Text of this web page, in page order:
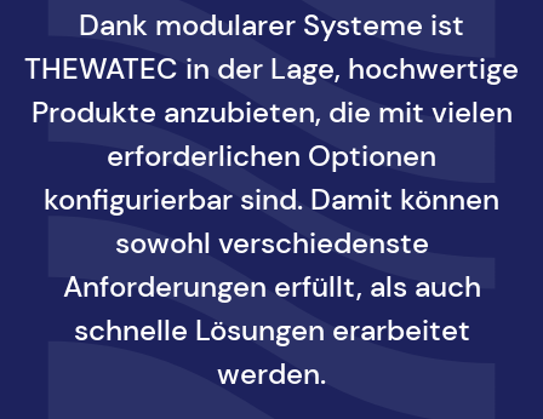
Dank modularer Systeme ist
THEWATEC in der Lage, hochwertige
Produkte anzubieten, die mit vielen
erforderlichen Optionen
konfigurierbar sind. Damit können
sowohl verschiedenste
Anforderungen erfüllt, als auch
schnelle Lösungen erarbeitet
werden.